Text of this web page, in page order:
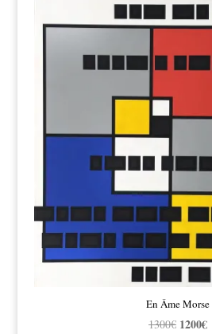
En Âme Morse
1300€ Le
1200€Le